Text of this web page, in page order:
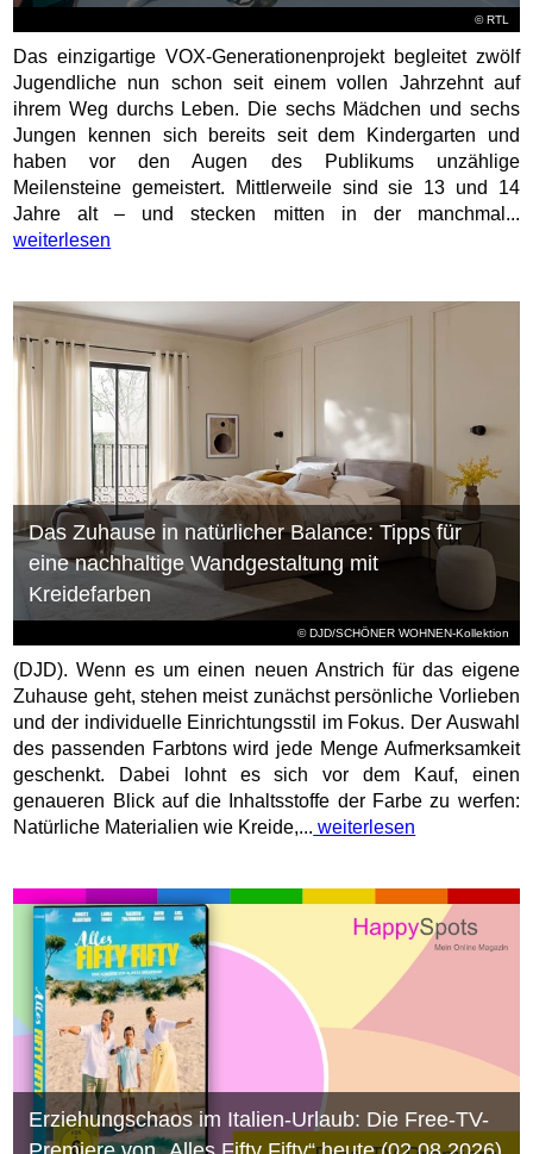
© RTL
Das einzigartige VOX-Generationenprojekt begleitet zwölf
Jugendliche nun schon seit einem vollen Jahrzehnt auf
ihrem Weg durchs Leben. Die sechs Mädchen und sechs
Jungen kennen sich bereits seit dem Kindergarten und
haben vor den Augen des Publikums unzählige
Meilensteine gemeistert. Mittlerweile sind sie 13 und 14
Jahre alt – und stecken mitten in der manchmal...
weiterlesen
© DJD/SCHÖNER WOHNEN-Kollektion
Das Zuhause in natürlicher Balance: Tipps für
eine nachhaltige Wandgestaltung mit
Kreidefarben
(DJD). Wenn es um einen neuen Anstrich für das eigene
Zuhause geht, stehen meist zunächst persönliche Vorlieben
und der individuelle Einrichtungsstil im Fokus. Der Auswahl
des passenden Farbtons wird jede Menge Aufmerksamkeit
geschenkt. Dabei lohnt es sich vor dem Kauf, einen
genaueren Blick auf die Inhaltsstoffe der Farbe zu werfen:
Natürliche Materialien wie Kreide,... weiterlesen
Erziehungschaos im Italien-Urlaub: Die Free-TV-